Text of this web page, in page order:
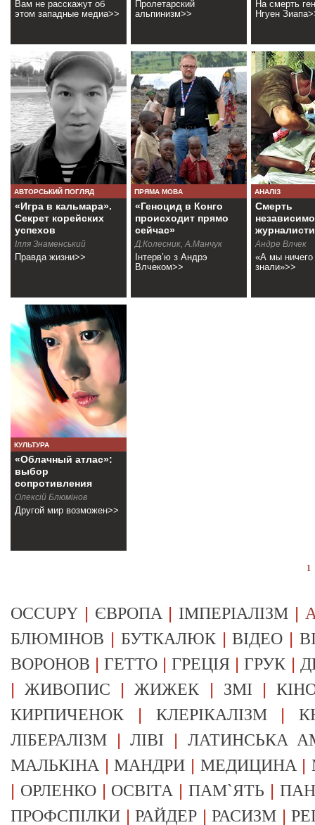
Вам не расскажут об
этом западные медиа>>
Пролетарский
альпинизм>>
На смерть
Нгуен
АВТОРСЬКИЙ ПОГЛЯД
«Игра в кальмара».
Секрет корейских
успехов
Ілля Знаменський
Правда жизни>>
ПРЯМА МОВА
«Геноцид в Конго
происходит прямо
сейчас»
Д.Колесник, А.Манчук
Інтерв’ю з Андрэ
Влчеком>>
АНАЛІЗ
Смерть
Андре Влчек
«А мы ничего
знали»>>
КУЛЬТУРА
«Облачный атлас»:
выбор
сопротивления
Олексій Блюмінов
Другой мир возможен>>
1
OCCUPY | ЄВРОПА | ІМПЕРІАЛІЗМ |
БЛЮМІНОВ | БУТКАЛЮК|ВІДЕО |
ВОРОНОВ |ГЕТТО |ГРЕЦІЯ |ГРУК |
|ЖИВОПИС |ЖИЖЕК | ЗМІ |
КИРПИЧЕНОК | КЛЕРІКАЛІЗМ|
ЛІБЕРАЛІЗМ |ЛІВІ | ЛАТИНСЬКА
МАЛЬКІНА |МАНДРИ | МЕДИЦИНА |
| ОРЛЕНКО| ОСВІТА |ПАМ`ЯТЬ |
ПРОФСПІЛКИ |РАЙДЕР |РАСИЗМ |